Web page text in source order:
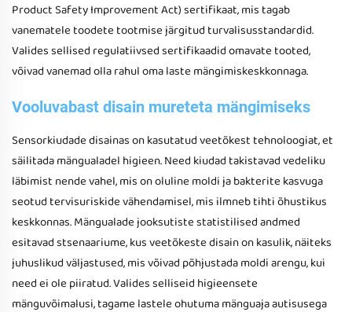
Product Safety Improvement Act) sertifikaat, mis tagab
vanematele toodete tootmise järgitud turvalisusstandardid.
Valides sellised regulatiivsed sertifikaadid omavate tooted,
võivad vanemad olla rahul oma laste mängimiskeskkonnaga.
Vooluvabast disain mureteta mängimiseks
Sensorkiudade disainas on kasutatud veetõkest tehnoloogiat, et
säilitada mängualadel higieen. Need kiudad takistavad vedeliku
läbimist nende vahel, mis on oluline moldi ja bakterite kasvuga
seotud tervisuriskide vähendamisel, mis ilmneb tihti õhustikus
keskkonnas. Mängualade jooksutiste statistilised andmed
esitavad stsenaariume, kus veetõkeste disain on kasulik, näiteks
juhuslikud väljastused, mis võivad põhjustada moldi arengu, kui
need ei ole piiratud. Valides selliseid higieensete
mänguvõimalusi, tagame lastele ohutuma mänguaja autisusega